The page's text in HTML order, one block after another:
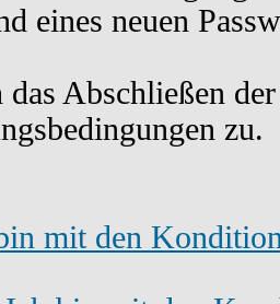
eines neuen
das Abschließen
zu.
mit den